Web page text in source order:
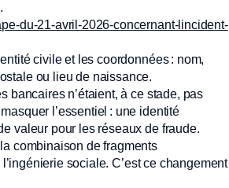
du-21-avril-2026-concernant-lincident-
civile et les coordonnées : nom,
ou lieu de naissance.
bancaires n’étaient, à ce stade, pas
l’essentiel : une identité
valeur pour les réseaux de fraude.
combinaison de fragments
sociale. C’est ce changement